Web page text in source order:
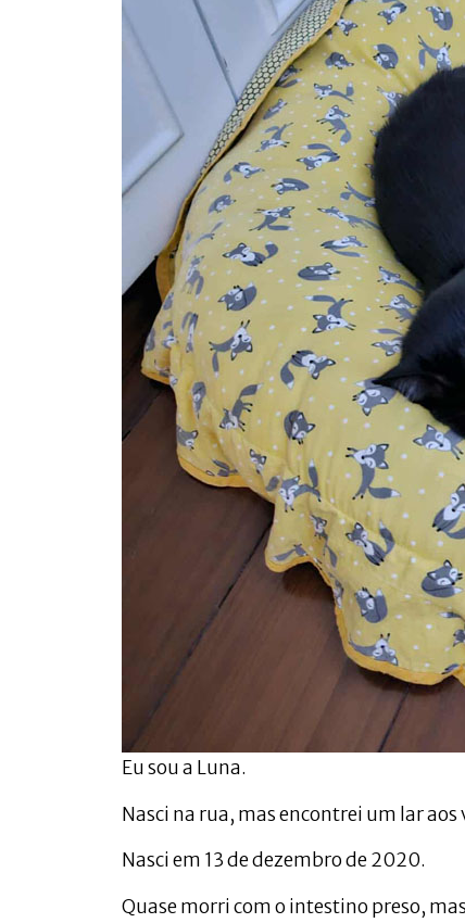
Eu sou a Luna.
Nasci na rua, mas encontrei um lar aos
Nasci em 13 de dezembro de 2020.
Quase morri com o intestino preso,